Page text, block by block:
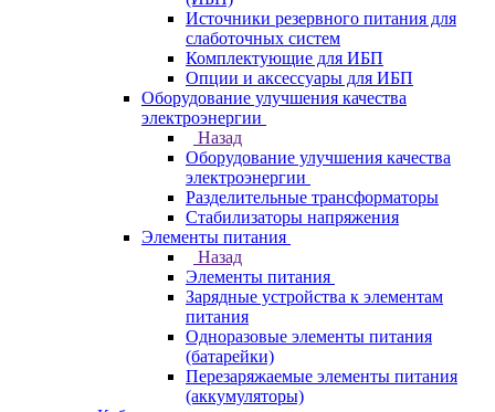
Источники резервного питания для
слаботочных систем
Комплектующие для ИБП
Опции и аксессуары для ИБП
Оборудование улучшения качества
электроэнергии
Назад
Оборудование улучшения качества
электроэнергии
Разделительные трансформаторы
Стабилизаторы напряжения
Элементы питания
Назад
Элементы питания
Зарядные устройства к элементам
питания
Одноразовые элементы питания
(батарейки)
Перезаряжаемые элементы питания
(аккумуляторы)